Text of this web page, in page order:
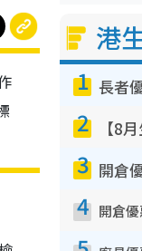
港
1
2
3
4